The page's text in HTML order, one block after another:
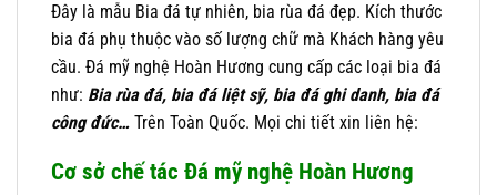
Đây là mẫu Bia đá tự nhiên, bia rùa đá đẹp. Kích thước
bia đá phụ thuộc vào số lượng chữ mà Khách hàng yêu
cầu. Đá mỹ nghệ Hoàn Hương cung cấp các loại bia đá
như: Bia rùa đá, bia đá liệt sỹ, bia đá ghi danh, bia đá
công đức… Trên Toàn Quốc. Mọi chi tiết xin liên hệ:
Cơ sở chế tác Đá mỹ nghệ Hoàn Hương